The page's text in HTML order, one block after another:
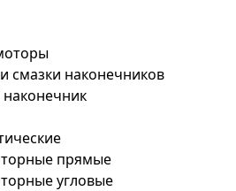
смазки наконечников
прямые
угловые